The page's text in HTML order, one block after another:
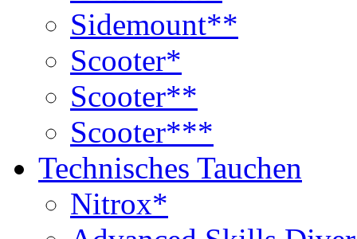
Sidemount**
Scooter*
Scooter**
Scooter***
Technisches Tauchen
Nitrox*